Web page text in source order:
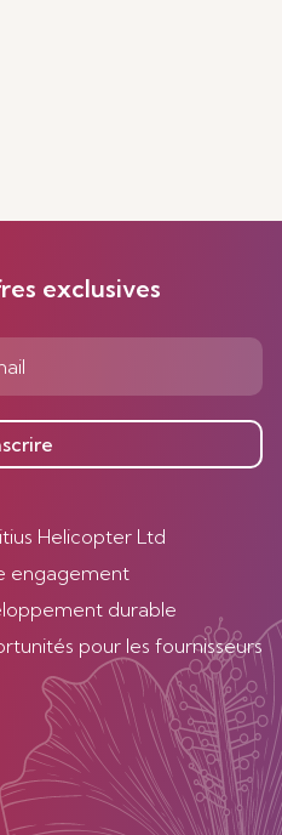
exclusives
Helicopter Ltd
engagement
durable
pour les fournisseurs